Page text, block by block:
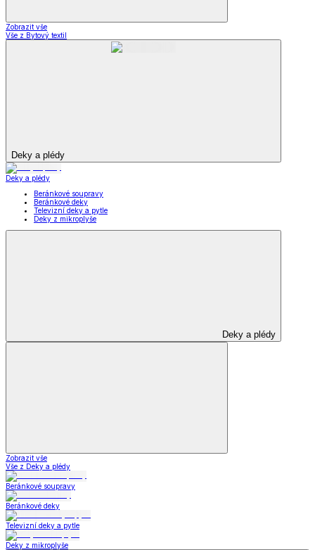
Zobrazit vše
Vše z Bytový textil
Deky a plédy
Deky a plédy
Beránkové soupravy
Beránkové deky
Televizní deky a pytle
Deky z mikroplyše
Deky a plédy
Zobrazit vše
Vše z Deky a plédy
Beránkové soupravy
Beránkové deky
Televizní deky a pytle
Deky z mikroplyše